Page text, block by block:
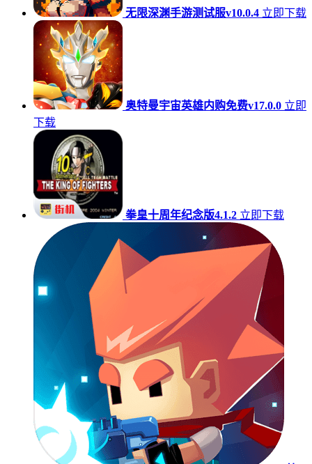
无限深渊手游测试服v10.0.4 立即下载
奥特曼宇宙英雄内购免费v17.0.0 立即
下载
拳皇十周年纪念版4.1.2 立即下载